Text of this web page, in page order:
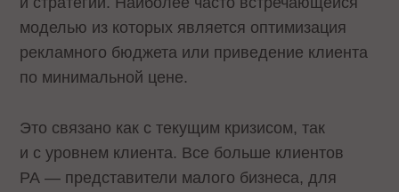
моделью из которых является оптимизация
рекламного бюджета или приведение клиента
по минимальной цене.
Это связано как с текущим кризисом, так
и с уровнем клиента. Все больше клиентов
РА — представители малого бизнеса, для